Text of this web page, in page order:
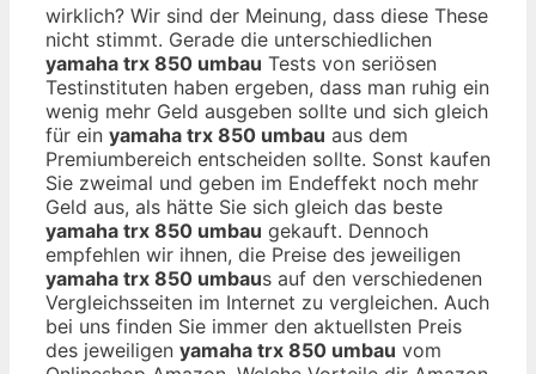
wirklich? Wir sind der Meinung, dass diese These
nicht stimmt. Gerade die unterschiedlichen
yamaha trx 850 umbau Tests von seriösen
Testinstituten haben ergeben, dass man ruhig ein
wenig mehr Geld ausgeben sollte und sich gleich
für ein yamaha trx 850 umbau aus dem
Premiumbereich entscheiden sollte. Sonst kaufen
Sie zweimal und geben im Endeffekt noch mehr
Geld aus, als hätte Sie sich gleich das beste
yamaha trx 850 umbau gekauft. Dennoch
empfehlen wir ihnen, die Preise des jeweiligen
yamaha trx 850 umbaus auf den verschiedenen
Vergleichsseiten im Internet zu vergleichen. Auch
bei uns finden Sie immer den aktuellsten Preis
des jeweiligen yamaha trx 850 umbau vom